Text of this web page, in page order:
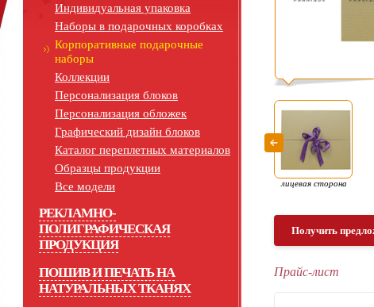
Индивидуальная упаковка
Наборы в подарочных коробках
Корпоративные подарочные
наборы
Коллекции
Персонализация блоков
Персонализация обложек
Графический дизайн блоков
Каталог переплетных материалов
Образцы продукции
Все модели
РЕКЛАМНО-
ПОЛИГРАФИЧЕСКАЯ
ПРОДУКЦИЯ
ПОШИВ И ПЕЧАТЬ НА
НАТУРАЛЬНЫХ ТКАНЯХ
лицевая сторона
Получить
Прайс-лист